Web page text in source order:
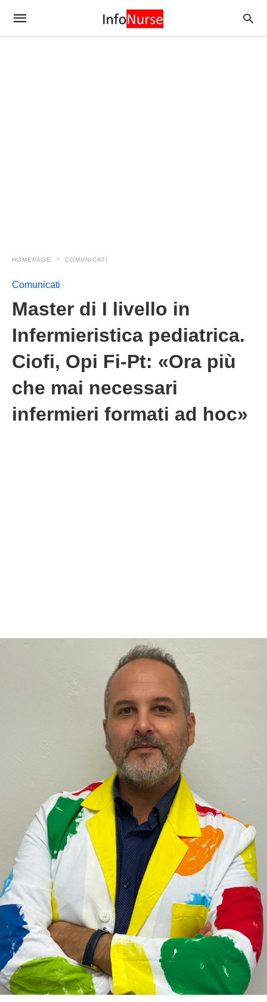
HOMEPAGE COMUNICATI
Comunicati
Master di I livello in
Infermieristica pediatrica.
Ciofi, Opi Fi-Pt: «Ora più
che mai necessari
infermieri formati ad hoc»